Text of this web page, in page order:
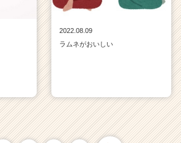
2022.08.09
ラムネがおいしい